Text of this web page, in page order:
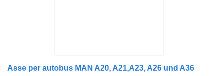
Asse per autobus MAN A20, A21,A23, A26 und A36